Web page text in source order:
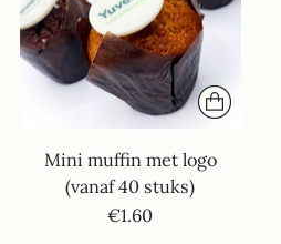
Mini muffin met logo
(vanaf 40 stuks)
€1.60